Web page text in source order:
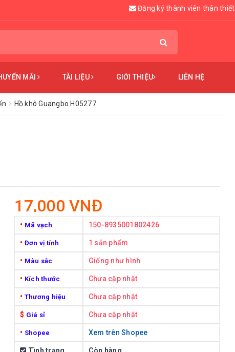
Đăng ký thành viên thân thiết
MÃI TÀI LIỆU GIỚI THIỆU LIÊN HỆ
Hồ khô Guangbo H05277
17,000 VNĐ
• Mã vạch 150-8935001802426
• Đơn vị tính 1 sản phẩm
• Màu sắc Giống như hình
• Kích thước Chưa cập nhật
• Thương hiệu Chưa cập nhật
$ Giá sỉ Chưa cập nhật
• Shopee Xem trên Shopee